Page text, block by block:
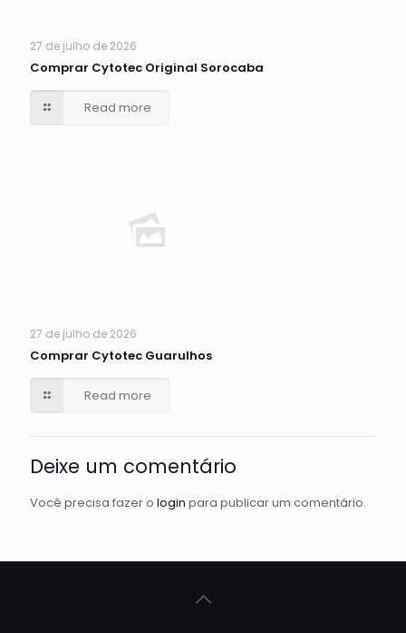
27 de julho de 2026
Comprar Cytotec Original Sorocaba
Read more
27 de julho de 2026
Comprar Cytotec Guarulhos
Read more
Deixe um comentário
Você precisa fazer o login para publicar um comentário.